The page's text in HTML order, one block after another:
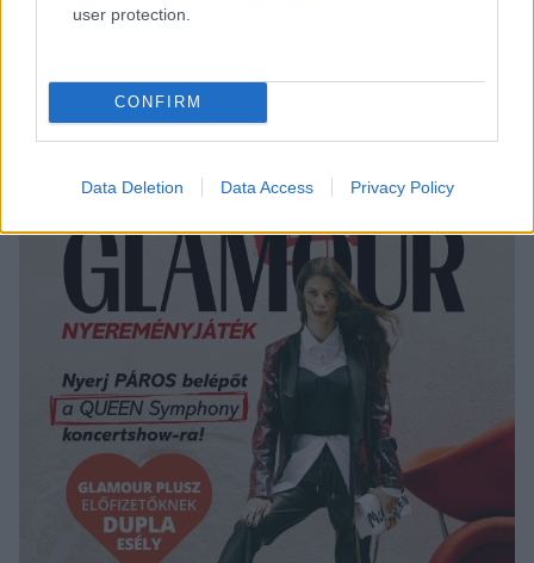
user protection.
CONFIRM
Data Deletion Data Access Privacy Policy
Bármi is az igazság, mi nagyon sok boldogásot
kívánunk nekik!